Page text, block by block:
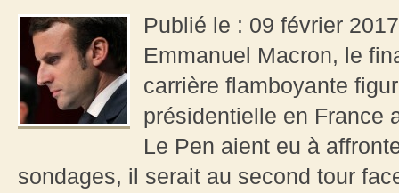
Publié le : 09 février
Emmanuel Macron, le
carrière flamboyante
présidentielle en France
Le Pen aient eu à
sondages, il serait au second tour